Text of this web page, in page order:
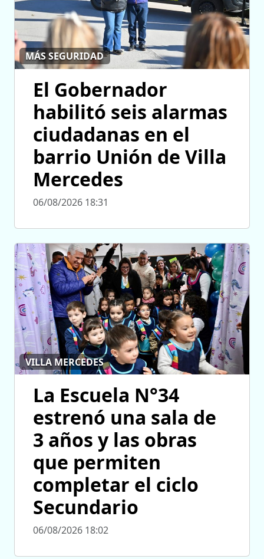
MÁS SEGURIDAD
El Gobernador
habilitó seis alarmas
ciudadanas en el
barrio Unión de Villa
Mercedes
06/08/2026 18:31
VILLA MERCEDES
La Escuela N°34
estrenó una sala de
3 años y las obras
que permiten
completar el ciclo
Secundario
06/08/2026 18:02